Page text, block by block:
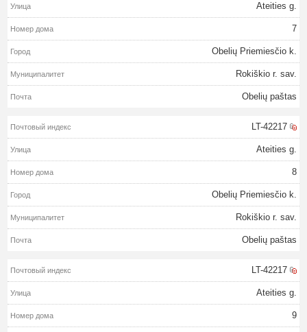
Ateities g.
7
Obelių Priemiesčio k.
Rokiškio r. sav.
Obelių paštas
LT-42217
Ateities g.
8
Obelių Priemiesčio k.
Rokiškio r. sav.
Obelių paštas
LT-42217
Ateities g.
9